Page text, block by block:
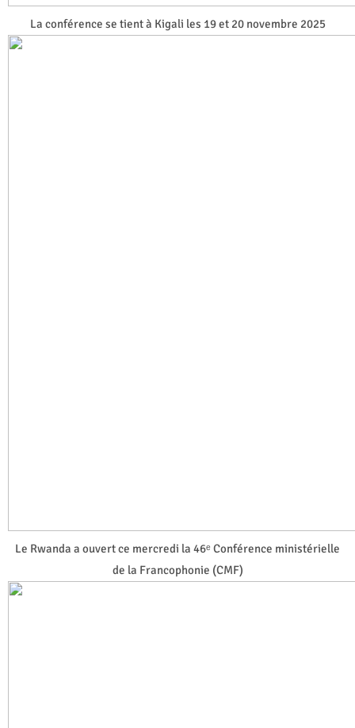
La conférence se tient à Kigali les 19 et 20 novembre 2025
Le Rwanda a ouvert ce mercredi la 46ᵉ Conférence ministérielle
de la Francophonie (CMF)